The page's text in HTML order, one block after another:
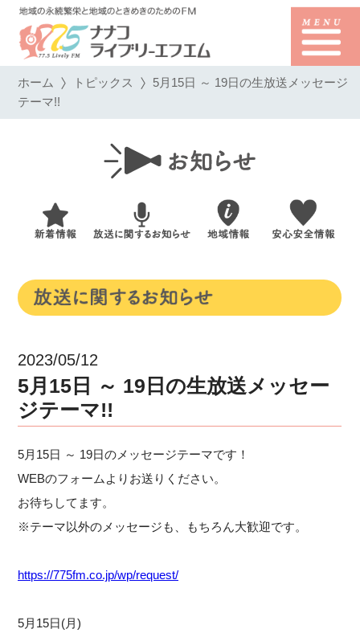
ホーム トピックス 5月15日 ～ 19日の生放送メッセージ
テーマ!!
2023/05/12
5月15日 ～ 19日の生放送メッセー
ジテーマ!!
5月15日 ～ 19日のメッセージテーマです！
WEBのフォームよりお送りください。
お待ちしてます。
※テーマ以外のメッセージも、もちろん大歓迎です。
https://775fm.co.jp/wp/request/
5月15日(月)